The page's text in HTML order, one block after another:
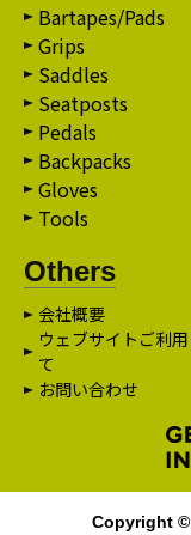
Bartapes/Pads
Grips
Saddles
Seatposts
Pedals
Backpacks
Gloves
Tools
Others
会社概要
ウェブサイトご利
て
お問い合わせ
Copyright ©